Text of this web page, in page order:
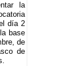
la
día 2
base
de
de